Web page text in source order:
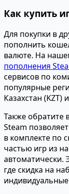
Как купить
Для покупки в
пополнить
валюте. На
пополнения
сервисов по
популярные
Казахстан (KZT)
Также
Steam
в комплекте по
частью игр из
автоматически.
где скидка на
индивидуальные